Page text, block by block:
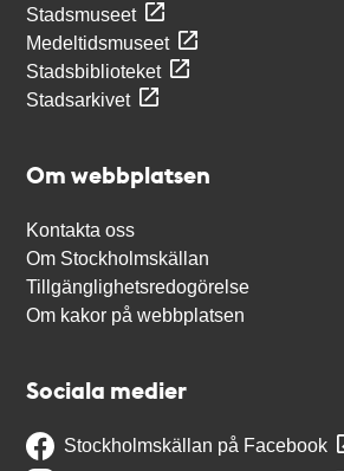
Stadsmuseet
Medeltidsmuseet
Stadsbiblioteket
Stadsarkivet
Om webbplatsen
Kontakta oss
Om Stockholmskällan
Tillgänglighetsredogörelse
Om kakor på webbplatsen
Sociala medier
Stockholmskällan på Facebook